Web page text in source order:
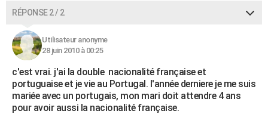
RÉPONSE 2 / 2
Utilisateur anonyme
28 juin 2010 à 00:25
c'est vrai. j'ai la double nacionalité française et
portuguaise et je vie au Portugal. l'année derniere je me suis
mariée avec un portugais, mon mari doit attendre 4 ans
pour avoir aussi la nacionalité française.